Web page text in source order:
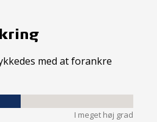
med at forankre
I meget høj grad